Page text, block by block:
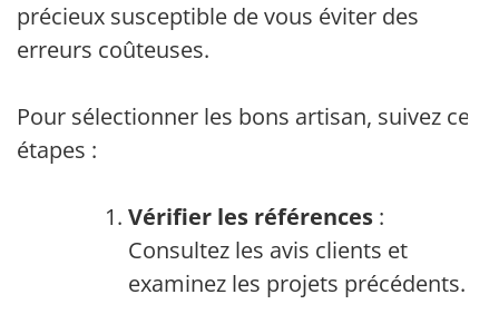
précieux susceptible de vous éviter des
erreurs coûteuses.
Pour sélectionner les bons artisan, suivez ces
étapes :
Vérifier les références :
Consultez les avis clients et
examinez les projets précédents.